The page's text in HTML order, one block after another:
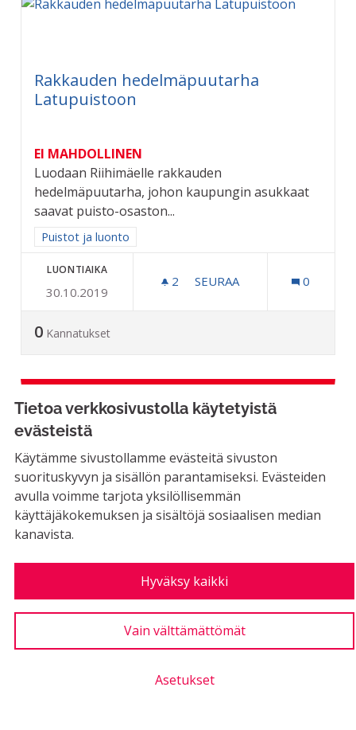
Tietoa verkkosivustolla käytetyistä
evästeistä
Käytämme sivustollamme evästeitä sivuston
suorituskyvyn ja sisällön parantamiseksi. Evästeiden
avulla voimme tarjota yksilöllisemmän
käyttäjäkokemuksen ja sisältöjä sosiaalisen median
kanavista.
Hyväksy kaikki
Vain välttämättömät
Asetukset
Rakkauden hedelmäpuutarha
Latupuistoon
EI MAHDOLLINEN
Luodaan Riihimäelle rakkauden
hedelmäpuutarha, johon kaupungin asukkaat
saavat puisto-osaston...
Rajaa tulokset aihepiirin mukaan: Puistot ja luonto
Puistot ja luonto
LUONTIAIKA
30.10.2019
2 2 SEURAAJAA
SEURAA 0
0 Kannatukset
Erkyläntien säästökohde
EI MAHDOLLINEN
Nyt on jo aika laittaa stoppi Erkyläntien
suunnitelmille, jo yksistään säästösyistä.
Yksikään muu...
05.11.2019
2 2 SEURAAJAA
SEURAA
ERKYLÄNTIEN